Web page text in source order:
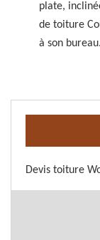
plate,
de toiture
à son bureau.
Devis toiture